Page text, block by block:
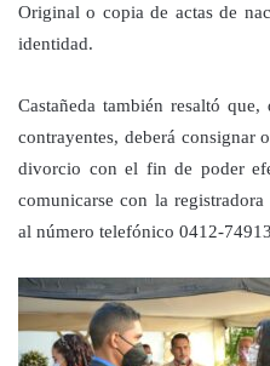
Original o copia de actas de
identidad.
Castañeda también resaltó
contrayentes, deberá consignar
divorcio con el fin de poder
comunicarse con la
al número telefónico 0412-